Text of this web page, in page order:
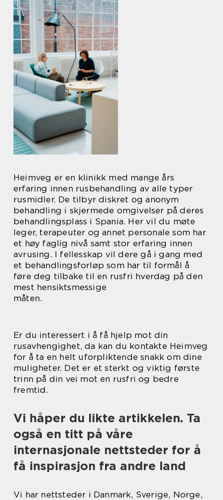
Heimveg er en klinikk med mange års
erfaring innen rusbehandling av alle typer
rusmidler. De tilbyr diskret og anonym
behandling i skjermede omgivelser på deres
behandlingsplass i Spania. Her vil du møte
leger, terapeuter og annet personale som har
et høy faglig nivå samt stor erfaring innen
avrusing. I fellesskap vil dere gå i gang med
et behandlingsforløp som har til formål å
føre deg tilbake til en rusfri hverdag på den
mest hensiktsmessige
måten.
Er du interessert i å få hjelp mot din
rusavhengighet, da kan du kontakte Heimveg
for å ta en helt uforpliktende snakk om dine
muligheter. Det er et sterkt og viktig første
trinn på din vei mot en rusfri og bedre
fremtid.
Vi håper du likte artikkelen. Ta
også en titt på våre
internasjonale nettsteder for å
få inspirasjon fra andre land
Vi har nettsteder i Danmark, Sverige, Norge,